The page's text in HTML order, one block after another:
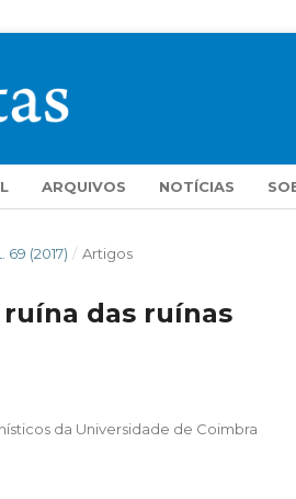
ARQUIVOS NOTÍCIAS
69 (2017) / Artigos
das ruínas
da Universidade de Coimbra